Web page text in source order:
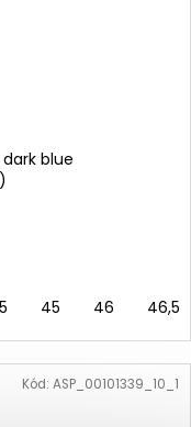
dark blue
45 46 46,5
Kód: ASP_00101339_10_1